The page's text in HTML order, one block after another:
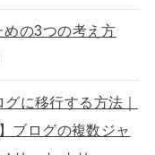
の3つの考え方
に移行する方法｜
ブログの複数ジャ